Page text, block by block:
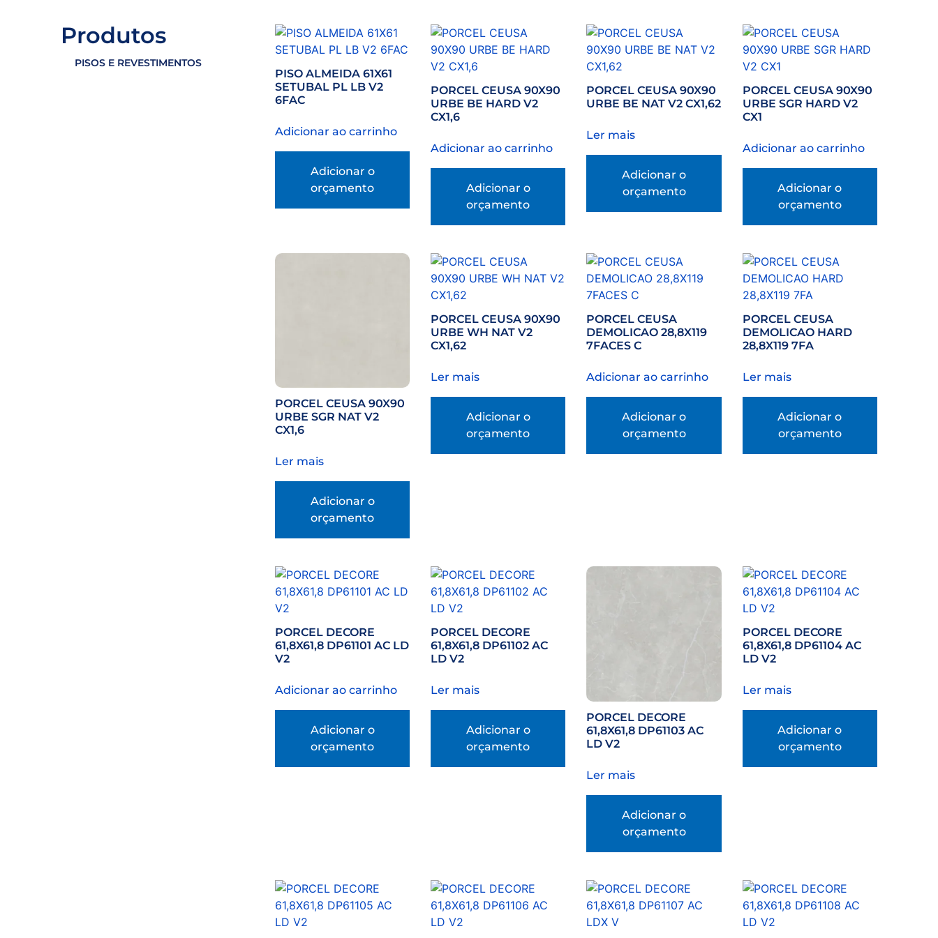
Produtos
PISOS E REVESTIMENTOS
PISO ALMEIDA 61X61
SETUBAL PL LB V2
6FAC
Adicionar ao carrinho
Adicionar o
orçamento
PORCEL CEUSA 90X90
URBE BE HARD V2
CX1,6
Adicionar ao carrinho
Adicionar o
orçamento
PORCEL CEUSA 90X90
URBE BE NAT V2 CX1,62
Ler mais
Adicionar o
orçamento
PORCEL CEUSA 90X90
URBE SGR HARD V2
CX1
Adicionar ao carrinho
Adicionar o
orçamento
PORCEL CEUSA 90X90
URBE SGR NAT V2
CX1,6
Ler mais
Adicionar o
orçamento
PORCEL CEUSA 90X90
URBE WH NAT V2
CX1,62
Ler mais
Adicionar o
orçamento
PORCEL CEUSA
DEMOLICAO 28,8X119
7FACES C
Adicionar ao carrinho
Adicionar o
orçamento
PORCEL CEUSA
DEMOLICAO HARD
28,8X119 7FA
Ler mais
Adicionar o
orçamento
PORCEL DECORE
61,8X61,8 DP61101 AC LD
V2
Adicionar ao carrinho
Adicionar o
orçamento
PORCEL DECORE
61,8X61,8 DP61102 AC
LD V2
Ler mais
Adicionar o
orçamento
PORCEL DECORE
61,8X61,8 DP61103 AC
LD V2
Ler mais
Adicionar o
orçamento
PORCEL DECORE
61,8X61,8 DP61104 AC
LD V2
Ler mais
Adicionar o
orçamento